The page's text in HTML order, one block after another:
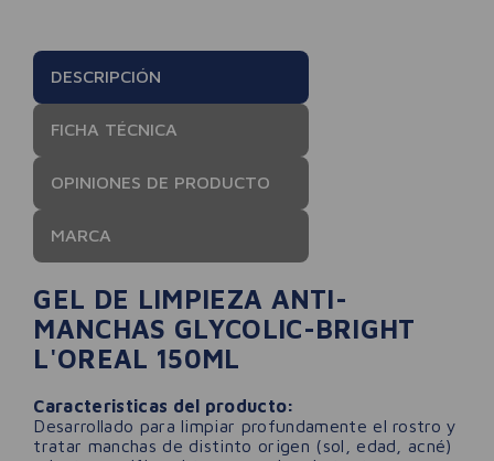
DESCRIPCIÓN
FICHA TÉCNICA
OPINIONES DE PRODUCTO
MARCA
GEL DE LIMPIEZA ANTI-
MANCHAS GLYCOLIC-BRIGHT
L'OREAL 150ML
Caracteristicas del producto:
Desarrollado para limpiar profundamente el rostro y
tratar manchas de distinto origen (sol, edad, acné)